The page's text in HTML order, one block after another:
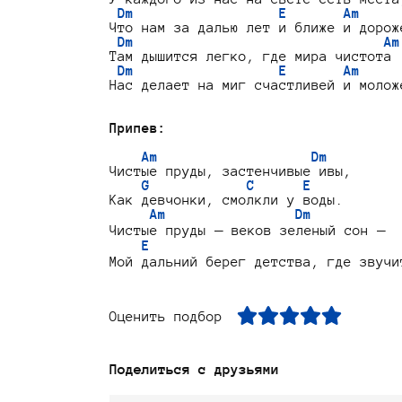
Dm                  E       Am
Что нам за далью лет и ближе и
Dm                               Am
Там дышится легко, где мира чистота
Dm                  E       Am
Нас делает на миг счастливей и
Припев:
Am                   Dm
Чистые пруды, застенчивые ивы,
G            C      E
Как девчонки, смолкли у воды.
Am                Dm
Чистые пруды — веков зеленый сон —
E
Оценить подбор
Поделиться с друзьями